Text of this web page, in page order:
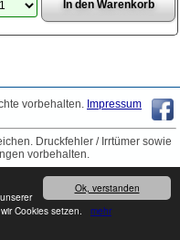
Ok, verstanden
Cookies setzen. mehr
vorbehalten. Impressum
Druckfehler / Irrtümer sowie
vorbehalten.